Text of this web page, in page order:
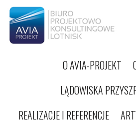
O AVIA-PROJEKT
LĄDOWISKA
REALIZACJE I REFERENCJE